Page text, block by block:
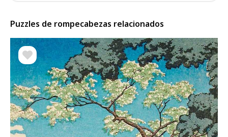
Puzzles de rompecabezas relacionados